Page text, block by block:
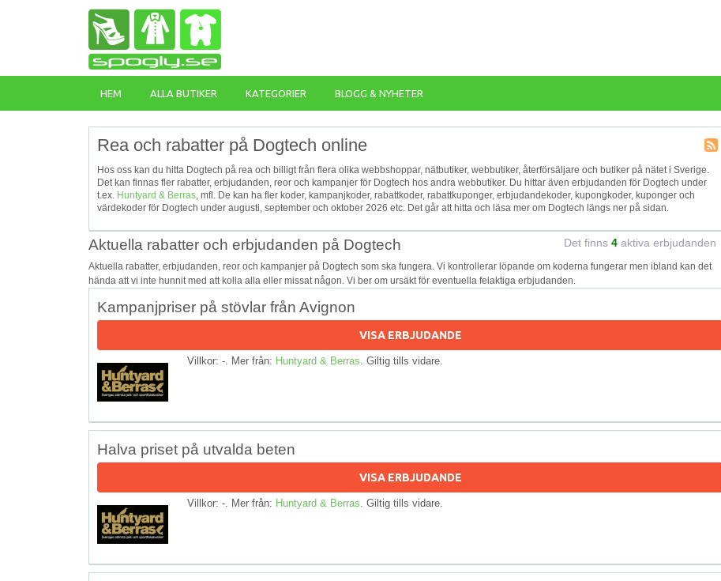
HEM ALLA BUTIKER KATEGORIER BLOGG & NYHETER
Tagg
Rea och rabatter på Dogtech online
Hos oss kan du hitta Dogtech på rea och billigt från flera olika webbshoppar, nätbutiker, webbutiker, återförsäljare och butiker på nätet i Sverige.
Det kan finnas fler rabatter, erbjudanden, reor och kampanjer för Dogtech hos andra webbutiker. Du hittar även erbjudanden för Dogtech under
t.ex. Huntyard & Berras, mfl. De kan ha fler koder, kampanjkoder, rabattkoder, rabattkuponger, erbjudandekoder, kupongkoder, kuponger och
värdekoder för Dogtech under augusti, september och oktober 2026 etc. Det går att hitta och läsa mer om Dogtech längs ner på sidan.
Aktuella rabatter och erbjudanden på Dogtech Det finns 4 aktiva erbjudanden
Aktuella rabatter, erbjudanden, reor och kampanjer på Dogtech som ska fungera. Vi kontrollerar löpande om koderna fungerar men ibland kan det
hända att vi inte hunnit med att kolla alla eller missat någon. Vi ber om ursäkt för eventuella felaktiga erbjudanden.
Kampanjpriser på stövlar från Avignon
VISA ERBJUDANDE
Villkor: -. Mer från: Huntyard & Berras . Giltig tills vidare.
Halva priset på utvalda beten
VISA ERBJUDANDE
Villkor: -. Mer från: Huntyard & Berras . Giltig tills vidare.